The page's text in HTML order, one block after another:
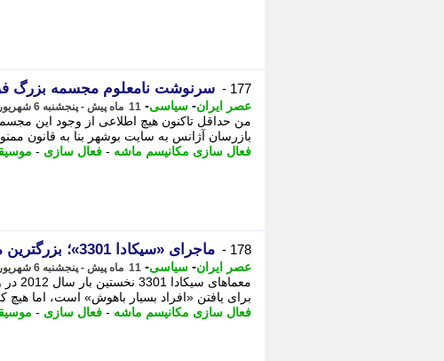
177 - سرنوشت نامعلوم مجسمه بزرگ
عصر ایران- سیاسی- 11 ماه پیش - پنجشنبه 6 شهریور 1404، 15:25
من حداقل تاکنون هیچ اطلاعی از وجود این
بازرسان آژانس به سایت بوشهر بنا به قانون
فعال سازی مکانیسم ماشه - فعال سازی -
178 - ماجرای «سیکادا 3301»؛ بزرگترین معمای اینترنتی
عصر ایران- سیاسی- 11 ماه پیش - پنجشنبه 6 شهریور 1404، 15:20
برای یافتن «افراد بسیار باهوش» است، اما
فعال سازی مکانیسم ماشه - فعال سازی -